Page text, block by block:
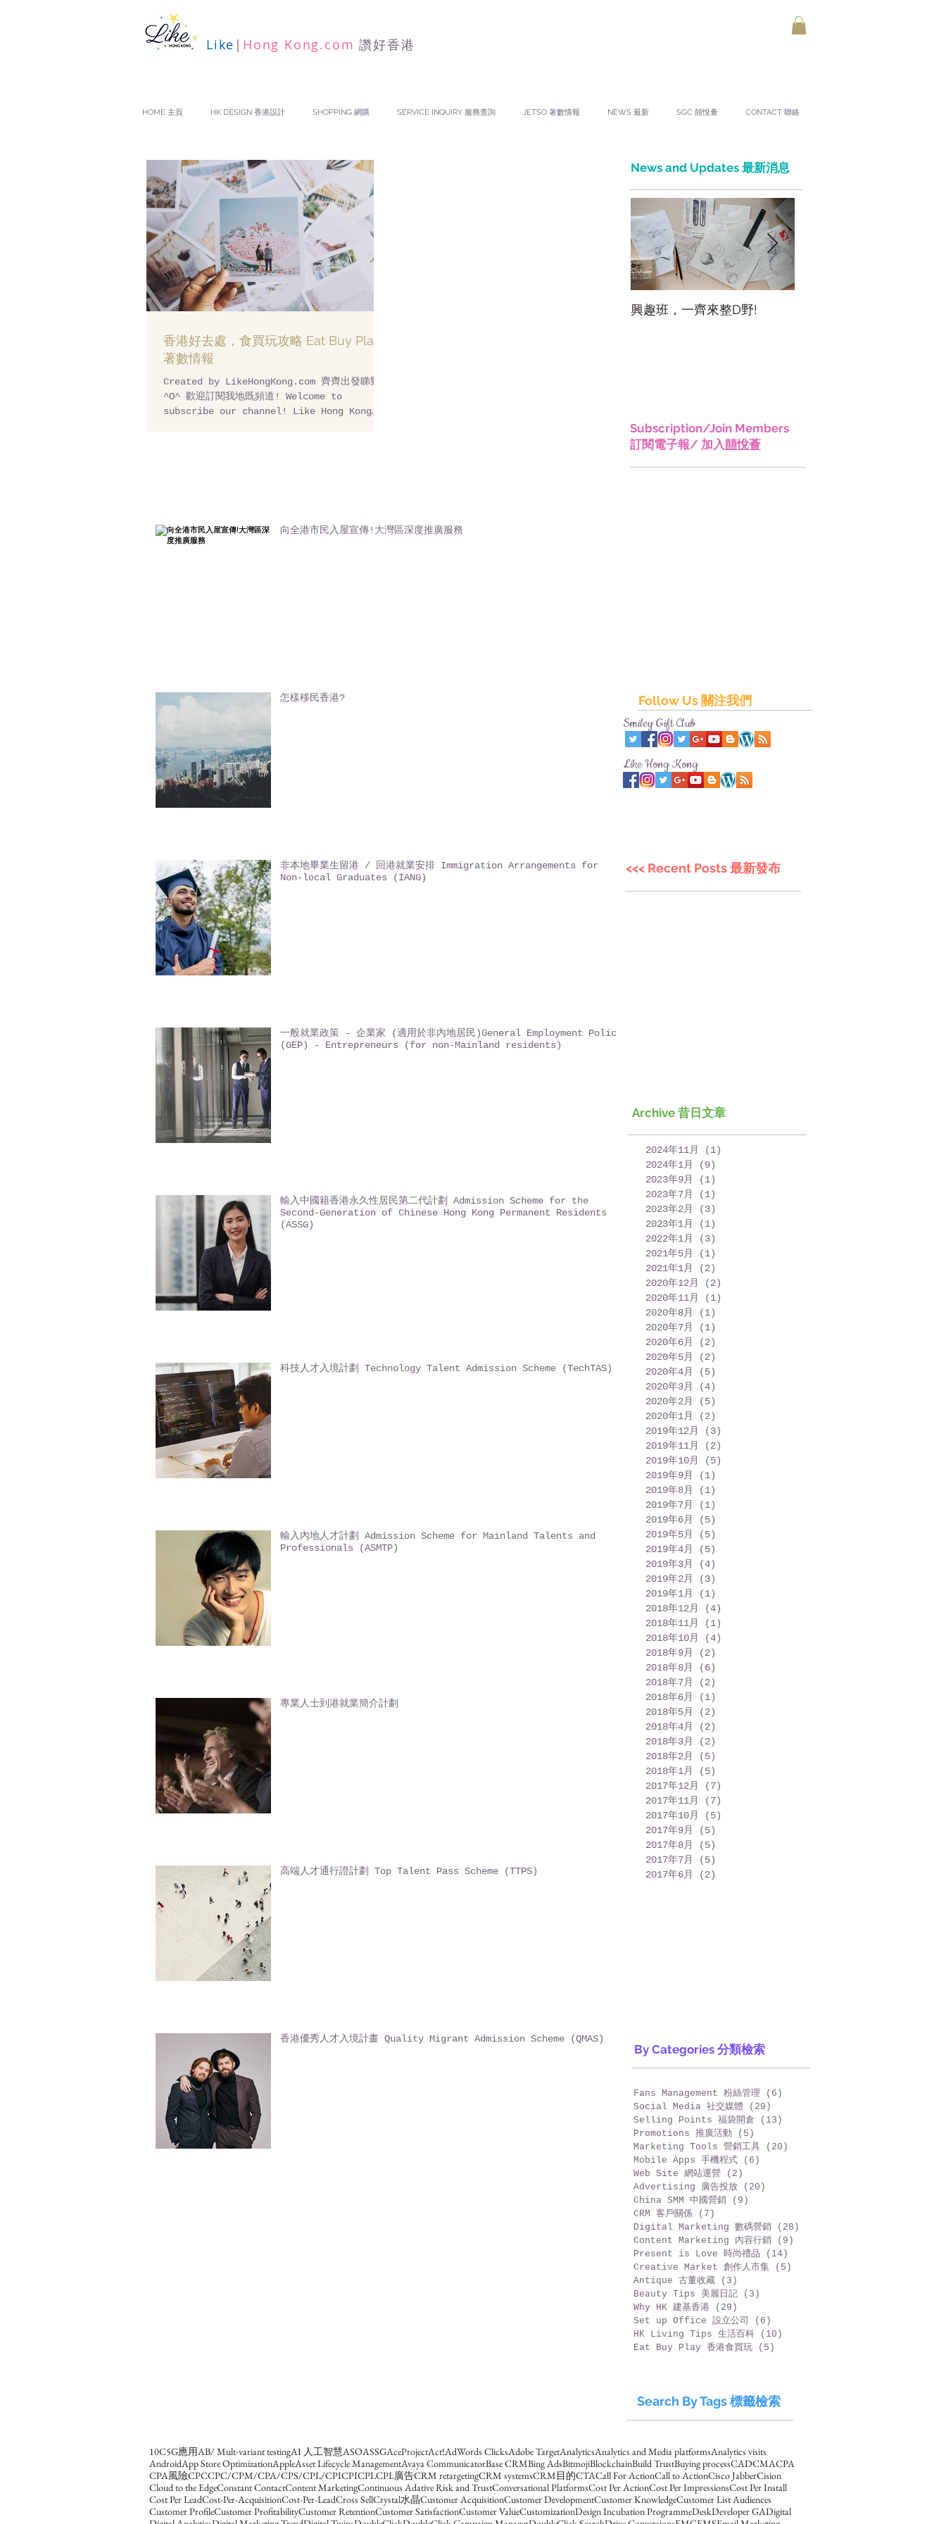
Like | Hong Kong.com 讚好香港
HOME 主頁 HK DESIGN 香港設計 SHOPPING 網購 SERVICE INQUIRY 服務查詢 JETSO 著數情報 NEWS 最新 SGC 囍悅薈 CONTACT 聯絡
香港好去處，食買玩攻略 Eat Buy Play
著數情報
Created by LikeHongKong.com 齊齊出發睇野~
^O^ 歡迎訂閱我地既頻道! Welcome to
subscribe our channel! Like Hong Kong
向全港市民入屋宣傳!大灣區深度推廣服務
怎樣移民香港?
非本地畢業生留港 / 回港就業安排 Immigration Arrangements for
Non-local Graduates (IANG)
一般就業政策 - 企業家 (適用於非內地居民)General Employment Policy
(GEP) - Entrepreneurs (for non-Mainland residents)
輸入中國籍香港永久性居民第二代計劃 Admission Scheme for the
Second-Generation of Chinese Hong Kong Permanent Residents
(ASSG)
科技人才入境計劃 Technology Talent Admission Scheme (TechTAS)
輸入內地人才計劃 Admission Scheme for Mainland Talents and
Professionals (ASMTP)
專業人士到港就業簡介計劃
高端人才通行證計劃 Top Talent Pass Scheme (TTPS)
香港優秀人才入境計畫 Quality Migrant Admission Scheme (QMAS)
News and Updates 最新消息
興趣班，一齊來整D野!
Subscription/Join Members
訂閱電子報/ 加入囍悅薈
Follow Us 關注我們
Smiley Gift Club
Like Hong Kong
<<< Recent Posts 最新發布
Archive 昔日文章
2024年11月 (1)
2024年1月
(9)
2023年9月
(1)
2023年7月
(1)
2023年2月
(3)
2023年1月
(1)
2022年1月
(3)
2021年5月
(1)
2021年1月
(2)
2020年12月
(2)
2020年11月
(1)
2020年8月
(1)
2020年7月
(1)
2020年6月
(2)
2020年5月
(2)
2020年4月
(5)
2020年3月
(4)
2020年2月
(5)
2020年1月
(2)
2019年12月
(3)
2019年11月
(2)
2019年10月
(5)
2019年9月
(1)
2019年8月
(1)
2019年7月
(1)
2019年6月
(5)
2019年5月
(5)
2019年4月
(5)
2019年3月
(4)
2019年2月
(3)
2019年1月
(1)
2018年12月
(4)
2018年11月
(1)
2018年10月
(4)
2018年9月
(2)
2018年8月
(6)
2018年7月
(2)
2018年6月
(1)
2018年5月
(2)
2018年4月
(2)
2018年3月
(2)
2018年2月
(5)
2018年1月
(5)
2017年12月
(7)
2017年11月
(7)
2017年10月
(5)
2017年9月
(5)
2017年8月
(5)
2017年7月
(5)
2017年6月
(2)
By Categories 分類檢索
Fans Management 粉絲管理 (6)
Social Media 社交媒體
(29)
Selling Points 福袋開倉
(13)
Promotions 推廣活動
(5)
Marketing Tools 營銷工具
(20)
Mobile Apps 手機程式
(6)
Web Site 網站運營
(2)
Advertising 廣告投放
(20)
China SMM 中國營銷
(9)
CRM 客戶關係
(7)
Digital Marketing 數碼營銷
(28)
Content Marketing 內容行銷
(9)
Present is Love 時尚禮品
(14)
Creative Market 創作人市集
(5)
Antique 古董收藏
(3)
Beauty Tips 美麗日記
(3)
Why HK 建基香港
(29)
Set up Office 設立公司
(6)
HK Living Tips 生活百科
(10)
Eat Buy Play 香港食買玩
(5)
Search By Tags 標籤檢索
10C5G應用AB/ Mult-variant testingAI 人工智慧ASOASSGAceProjectAct!AdWords ClicksAdobe TargetAnalyticsAnalytics and Media platformsAnalytics visits
AndroidApp Store OptimizationAppleAsset Lifecycle ManagementAvaya CommunicatorBase CRMBing AdsBitmojiBlockchainBuild TrustBuying processCADCMACPA
CPA風險CPCCPC/CPM/CPA/CPS/CPL/CPICPICPLCPL廣告CRM retargetingCRM systemsCRM目的CTACall For ActionCall to ActionCisco JabberCision
Cloud to the EdgeConstant ContactContent MarketingContinuous Adative Risk and TrustConversational PlatformsCost Per ActionCost Per ImpressionsCost Per Install
Cost Per LeadCost-Per-AcquisitionCost-Per-LeadCross SellCrystal水晶Customer AcquisitionCustomer DevelopmentCustomer KnowledgeCustomer List Audiences
Customer ProfileCustomer ProfitabilityCustomer RetentionCustomer SatisfactionCustomer ValueCustomizationDesign Incubation ProgrammeDeskDeveloper GADigital